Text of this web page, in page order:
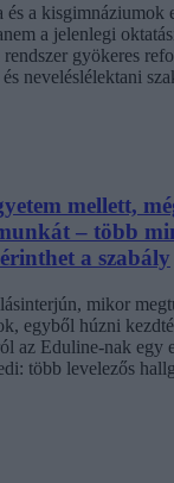
a kisgimnáziumok
a jelenlegi
gyökeres
neveléslélektani
mellett,
– több
a szabály
mikor
egyből húzni
az Eduline-nak egy
több levelezős